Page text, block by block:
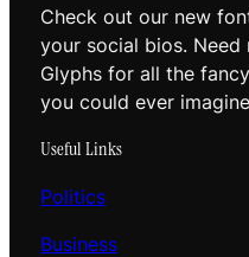
Check out our new
your social bios. Need
Glyphs for all the
you could ever
Useful Links
Politics
Business